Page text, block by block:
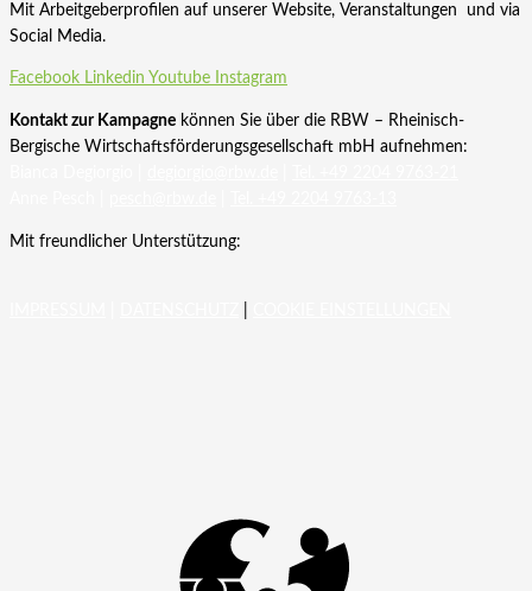
Mit Arbeitgeberprofilen auf unserer Website, Veranstaltungen und via
Social Media.
Facebook Linkedin Youtube Instagram
Kontakt zur Kampagne können Sie über die RBW – Rheinisch-
Bergische Wirtschaftsförderungsgesellschaft mbH aufnehmen:
Mit freundlicher Unterstützung: